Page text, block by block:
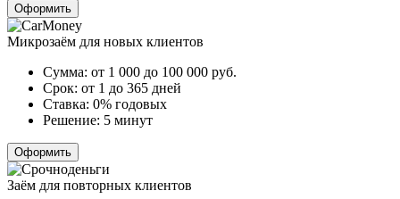
Оформить
Микрозаём для новых клиентов
Сумма: от 1 000 до 100 000 руб.
Срок: от 1 до 365 дней
Ставка: 0% годовых
Решение: 5 минут
Оформить
Заём для повторных клиентов